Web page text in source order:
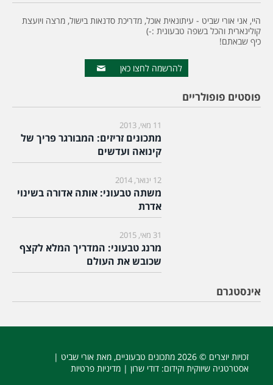
היי, אני אורי שביט - עיתונאית אוכל, מדריכת סדנאות בישול, מרצה ויועצת
קולינארית והכל בשפה טבעונית :-)
כיף שבאתם!
להרשמה לחצו כאן
פוסטים פופולריים
11 מאי, 2013
מתכונים זריזים: המבורגר פריך של
קינואה ועדשים
12 ינואר, 2014
משתה טבעוני: אותה אדורה בשינוי
אדרת
31 מאי, 2015
מרנג טבעוני: המדריך המלא לקצף
שכובש את העולם
אינסטגרם
זכויות יוצרים © 2026 מתכונים טבעוניים, מאת אורי שביט |
אסטרטגיה שיווקית וקידום: דודי שרון | מדיניות פרטיות